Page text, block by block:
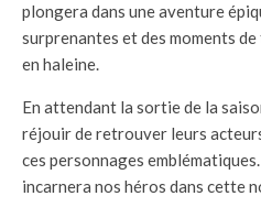
plongera dans une aventure
surprenantes et des moments
en haleine.
En attendant la sortie de la
réjouir de retrouver leurs
ces personnages
incarnera nos héros dans cette